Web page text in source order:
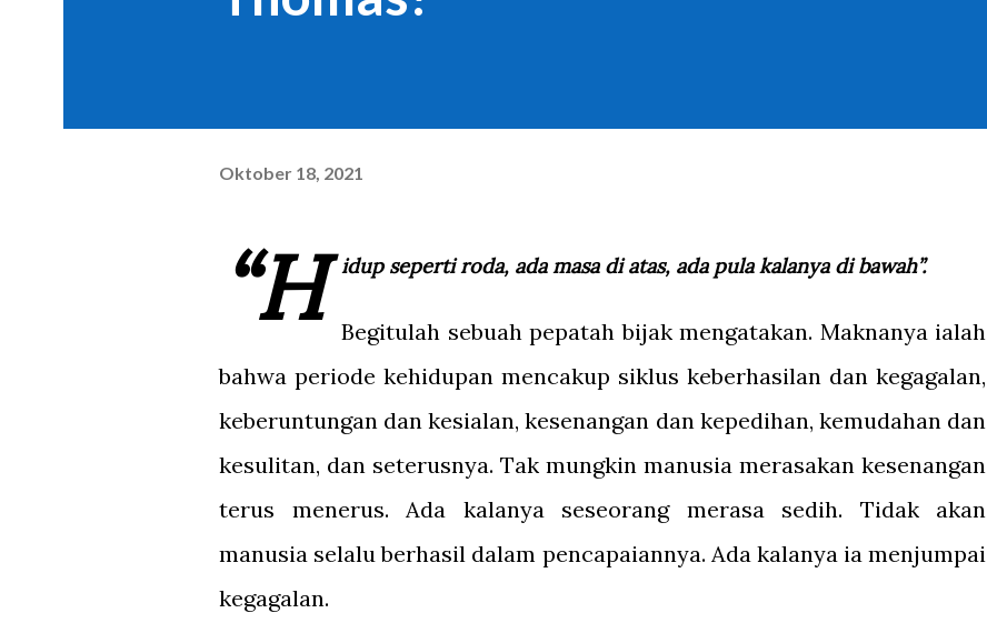
Oktober 18, 2021
“H idup seperti roda, ada masa di atas, ada pula kalanya di bawah”.
Begitulah sebuah pepatah bijak mengatakan. Maknanya ialah
bahwa periode kehidupan mencakup siklus keberhasilan dan kegagalan,
keberuntungan dan kesialan, kesenangan dan kepedihan, kemudahan dan
kesulitan, dan seterusnya. Tak mungkin manusia merasakan kesenangan
terus menerus. Ada kalanya seseorang merasa sedih. Tidak akan
manusia selalu berhasil dalam pencapaiannya. Ada kalanya ia menjumpai
kegagalan.